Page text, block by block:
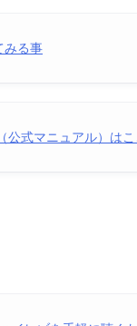
みる事
公式マニュアル）は